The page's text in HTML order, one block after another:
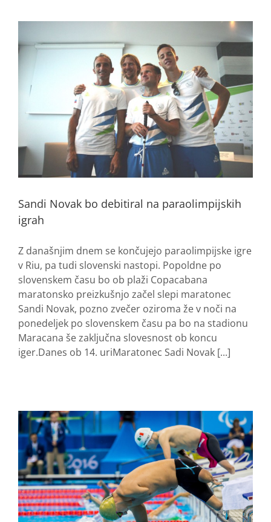
Sandi Novak bo debitiral na paraolimpijskih
igrah
Z današnjim dnem se končujejo paraolimpijske igre
v Riu, pa tudi slovenski nastopi. Popoldne po
slovenskem času bo ob plaži Copacabana
maratonsko preizkušnjo začel slepi maratonec
Sandi Novak, pozno zvečer oziroma že v noči na
ponedeljek po slovenskem času pa bo na stadionu
Maracana še zaključna slovesnost ob koncu
iger.Danes ob 14. uriMaratonec Sadi Novak [...]